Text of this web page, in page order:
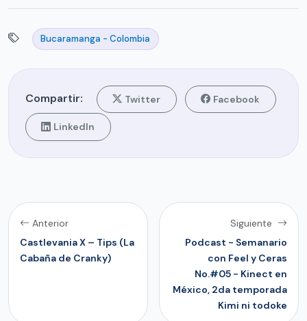
Bucaramanga - Colombia
Compartir: Twitter Facebook
LinkedIn
Anterior
Castlevania X – Tips (La
Cabaña de Cranky)
Siguiente
Podcast - Semanario
con Feel y Ceras
No.#05 - Kinect en
México, 2da temporada
Kimi ni todoke